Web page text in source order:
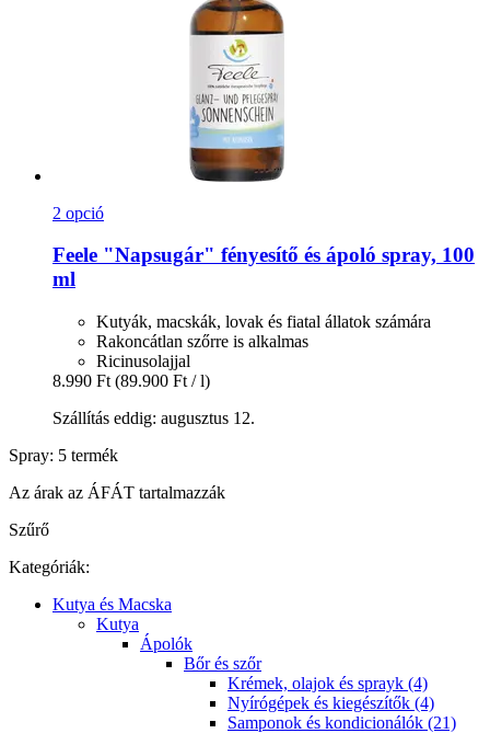
2 opció
Feele "Napsugár" fényesítő és ápoló spray, 100
ml
Kutyák, macskák, lovak és fiatal állatok számára
Rakoncátlan szőrre is alkalmas
Ricinusolajjal
8.990 Ft (89.900 Ft / l)
Szállítás eddig: augusztus 12.
Spray: 5 termék
Az árak az ÁFÁT tartalmazzák
Szűrő
Kategóriák:
Kutya és Macska
Kutya
Ápolók
Bőr és szőr
Krémek, olajok és sprayk (4)
Nyírógépek és kiegészítők (4)
Samponok és kondicionálók (21)